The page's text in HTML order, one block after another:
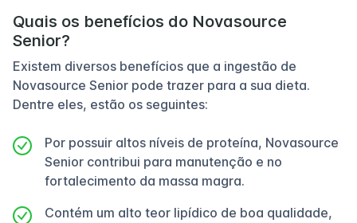
Quais os benefícios do Novasource
Senior?
Existem diversos benefícios que a ingestão de
Novasource Senior pode trazer para a sua dieta.
Dentre eles, estão os seguintes:
Por possuir altos níveis de proteína, Novasource
Senior contribui para manutenção e no
fortalecimento da massa magra.
Contém um alto teor lipídico de boa qualidade,